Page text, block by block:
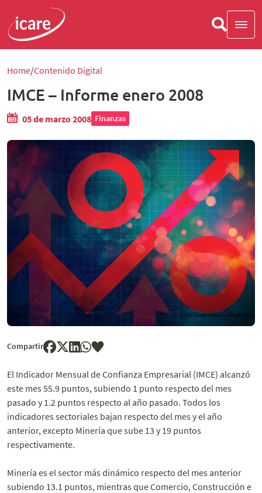
Home Contenido Digital
IMCE – Informe enero 2008
05 de marzo 2008 Finanzas
Compartir
El Indicador Mensual de Confianza Empresarial (IMCE) alcanzó
este mes 55.9 puntos, subiendo 1 punto respecto del mes
pasado y 1.2 puntos respecto al año pasado. Todos los
indicadores sectoriales bajan respecto del mes y el año
anterior, excepto Minería que sube 13 y 19 puntos
respectivamente.
Minería es el sector más dinámico respecto del mes anterior
subiendo 13.1 puntos, mientras que Comercio, Construcción e